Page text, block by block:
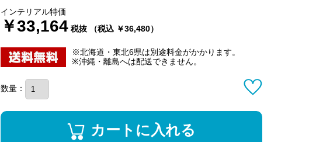
インテリアル特価
￥33,164 税抜 （税込 ￥36,480）
※北海道・東北6県は別途料金がかかります。
※沖縄・離島へは配送できません。
数量：
カートに入れる